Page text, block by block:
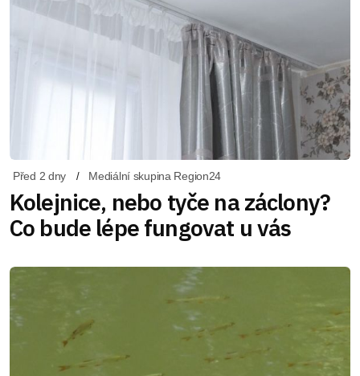
Před 2 dny Mediální skupina Region24
Kolejnice, nebo tyče na záclony?
Co bude lépe fungovat u vás